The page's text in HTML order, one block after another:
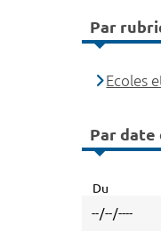
Par
Ecoles
Par date
Du